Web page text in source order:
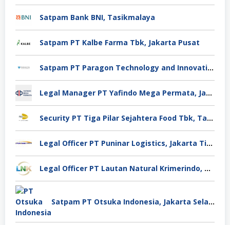
Satpam Bank BNI, Tasikmalaya
Satpam PT Kalbe Farma Tbk, Jakarta Pusat
Satpam PT Paragon Technology and Innovation Jakarta
Legal Manager PT Yafindo Mega Permata, Jakarta Barat
Security PT Tiga Pilar Sejahtera Food Tbk, Tangerang
Legal Officer PT Puninar Logistics, Jakarta Timur
Legal Officer PT Lautan Natural Krimerindo, Mojokerto
Satpam PT Otsuka Indonesia, Jakarta Selatan